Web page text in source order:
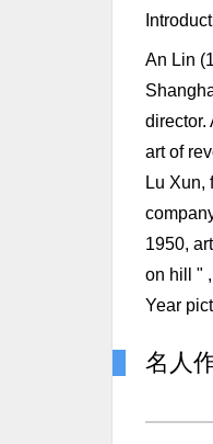
An Lin
director.
art of
Lu Xun,
1950,
on hill "
Year
名人